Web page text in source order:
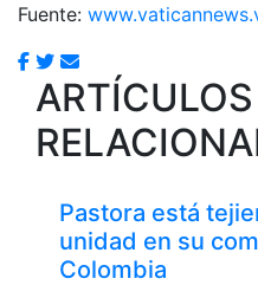
Fuente:
ARTÍCULOS
Pastora está
unidad en su
Colombia